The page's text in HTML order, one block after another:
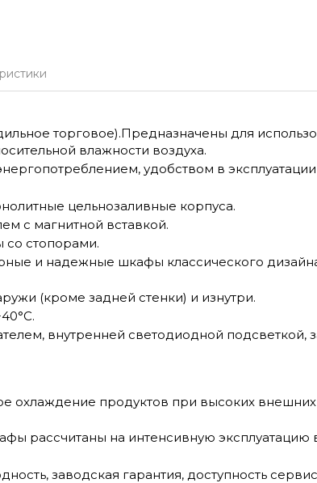
торговое).Предназначены для
влажности воздуха.
удобством в
цельнозаливные корпуса.
с магнитной вставкой.
со стопорами.
и надежные шкафы классического
(кроме задней стенки) и изнутри.
внутренней светодиодной подсветкой,
охлаждение продуктов при высоких
рассчитаны на интенсивную эксплуатацию
заводская гарантия, доступность